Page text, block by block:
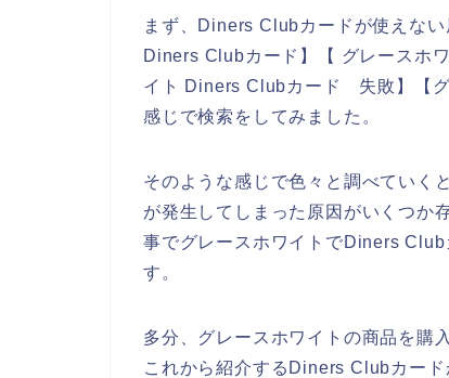
まず、Diners Clubカードが使えな
Diners Clubカード】【 グレースホ
イト Diners Clubカード 失敗】【
感じで検索をしてみました。
そのような感じで色々と調べていく
が発生してしまった原因がいくつか
事でグレースホワイトでDiners
す。
多分、グレースホワイトの商品を購
これから紹介するDiners Clubカー